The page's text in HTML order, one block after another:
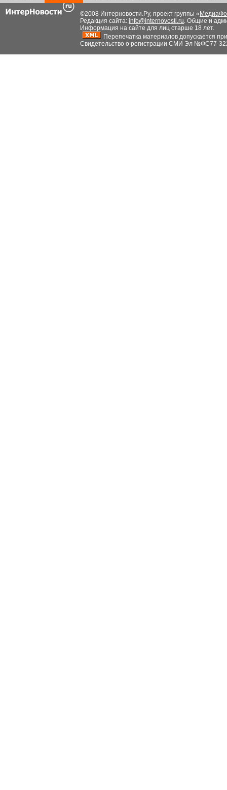
©2008 Интерновости.Ру, проект группы «
Редакция сайта: info@internovosti.ru. Общие и
Информация на сайте для лиц старше 18 лет.
Перепечатка материалов допускается
Свидетельство о регистрации СМИ Эл №ФС77-